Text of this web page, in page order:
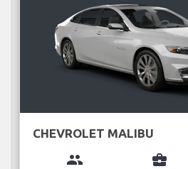
CHEVROLET MALIBU
group business_center